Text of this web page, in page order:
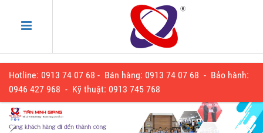
Hotline: 0913 74 07 68 - Bán hàng: 0913 74 07 68 - Bảo hành:
0946 427 968 - Kỹ thuật: 0913 745 768